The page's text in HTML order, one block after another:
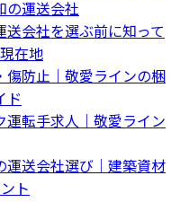
の運送会社
送会社を選ぶ前に知って
在地
傷防止｜敬愛ラインの梱
ド
運転手求人｜敬愛ライン
運送会社選び｜建築資材
ト